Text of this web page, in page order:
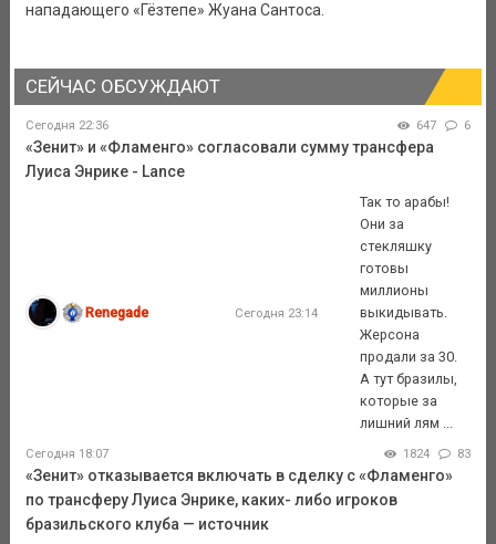
нападающего «Гёзтепе» Жуана Сантоса.
СЕЙЧАС ОБСУЖДАЮТ
Сегодня 22:36 647 6
«Зенит» и «Фламенго» согласовали сумму трансфера
Луиса Энрике - Lance
Renegade Сегодня 23:14
Так то арабы!
Они за
стекляшку
готовы
миллионы
выкидывать.
Жерсона
продали за 30.
А тут бразилы,
которые за
лишний лям ...
Сегодня 18:07 1824 83
«Зенит» отказывается включать в сделку с «Фламенго»
по трансферу Луиса Энрике, каких- либо игроков
бразильского клуба — источник